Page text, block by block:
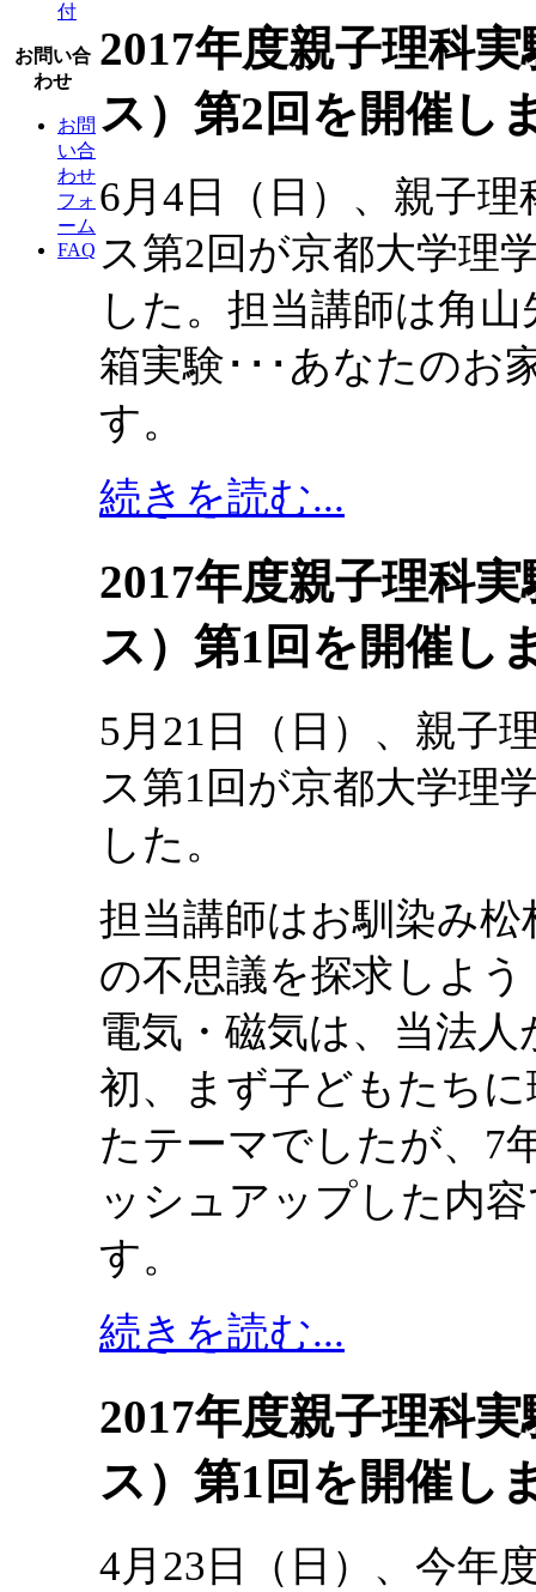
付
お問い合
わせ
お問
い合
わせ
フォ
ーム
FAQ
2017年度親子理科
ス）第2回を開催し
6月4日（日）、親子
ス第2回が京都大学理
した。担当講師は角
箱実験･･･あなたのお
す。
続きを読む...
2017年度親子理科
ス）第1回を開催し
5月21日（日）、親子
ス第1回が京都大学理
した。
担当講師はお馴染み
の不思議を探求しよ
電気・磁気は、当法
初、まず子どもたち
たテーマでしたが、7
ッシュアップした内
す。
続きを読む...
2017年度親子理科
ス）第1回を開催し
4月23日（日）、今年